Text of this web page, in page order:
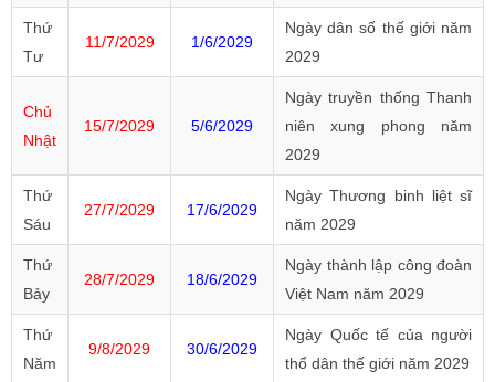
Thứ
Tư
11/7/2029 1/6/2029
Ngày dân số thế giới năm
2029
Chủ
Nhật
15/7/2029 5/6/2029
Ngày truyền thống Thanh
niên xung phong năm
2029
Thứ
Sáu
27/7/2029 17/6/2029
Ngày Thương binh liệt sĩ
năm 2029
Thứ
Bảy
28/7/2029 18/6/2029
Ngày thành lập công đoàn
Việt Nam năm 2029
Thứ
Năm
9/8/2029 30/6/2029
Ngày Quốc tế của người
thổ dân thế giới năm 2029